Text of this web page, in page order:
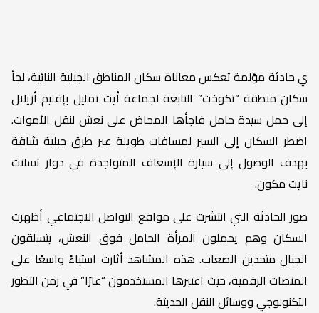
ي حادثة مؤلمة تعكس معاناة سكان المناطق الجبلية النائية، لجأ
سكان منطقة “تكوخت” التابعة لجماعة أيت تمليل بإقليم أزيلال
إلى حمل سيدة حامل فاجأها المخاض على نعش لنقل الأموات.
اضطر السكان إلى السير لمسافات طويلة عبر طرق جبلية شاقة
بهدف الوصول إلى سيارة الإسعاف المتواجدة في دوار تسلنت
نايت مكون.
صور الحادثة التي انتشرت على مواقع التواصل الاجتماعي أظهرت
السكان وهم يحملون المرأة الحامل فوق النعش، يتسلقون
الجبال متحدين الصعاب. هذه المشاهد أثارت استياءً واسعًا على
المنصات الرقمية، حيث اعتبرها المستخدمون “عارًا” في زمن التطور
التكنولوجي ووسائل النقل الحديثة.